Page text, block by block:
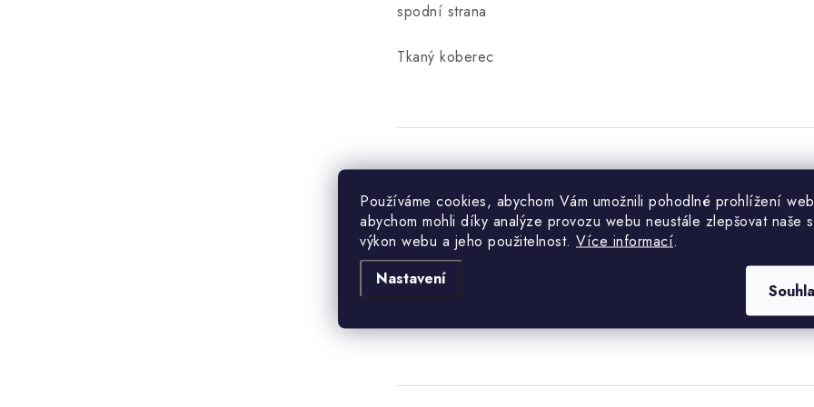
Používáme cookies, abychom Vám umožnili pohodlné prohlížení
abychom mohli díky analýze provozu webu neustále zlepšovat naše
výkon webu a jeho použitelnost. Více informací.
Nastavení
spodní strana
Tkaný koberec
Hodnocení produktu (0)
Buďte první, kdo napíše příspěvek k této položce.